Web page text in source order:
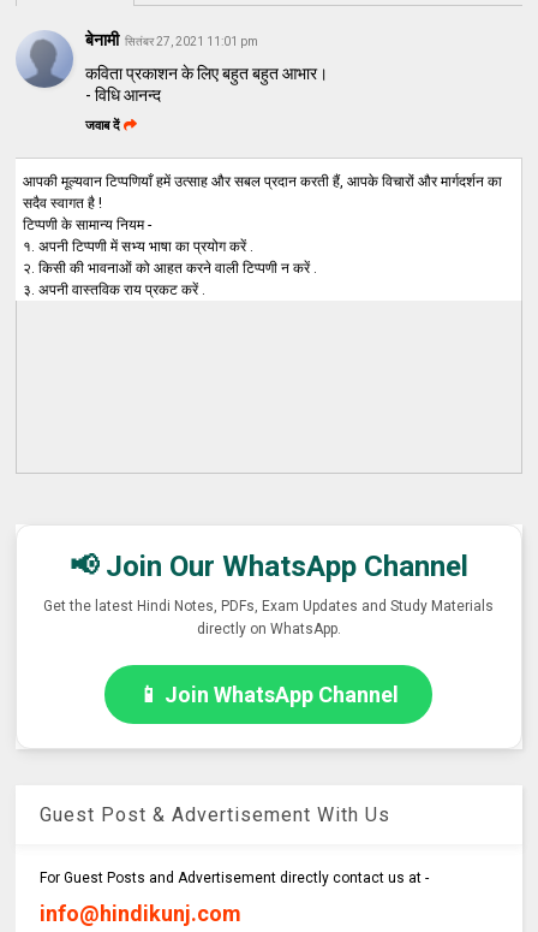
बेनामी सितंबर 27, 2021 11:01 pm
कविता प्रकाशन के लिए बहुत बहुत आभार।
- विधि आनन्द
जवाब दें
आपकी मूल्यवान टिप्पणियाँ हमें उत्साह और सबल प्रदान करती हैं, आपके विचारों और मार्गदर्शन का
सदैव स्वागत है !
टिप्पणी के सामान्य नियम -
१. अपनी टिप्पणी में सभ्य भाषा का प्रयोग करें .
२. किसी की भावनाओं को आहत करने वाली टिप्पणी न करें .
३. अपनी वास्तविक राय प्रकट करें .
📢 Join Our WhatsApp Channel
Get the latest Hindi Notes, PDFs, Exam Updates and Study Materials
directly on WhatsApp.
📱 Join WhatsApp Channel
Guest Post & Advertisement With Us
For Guest Posts and Advertisement directly contact us at -
info@hindikunj.com